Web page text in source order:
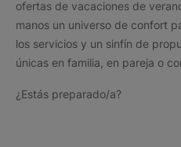
ofertas de vacaciones de
manos un universo de confort
los servicios y un sinfín de
únicas en familia, en pareja o
¿Estás preparado/a?